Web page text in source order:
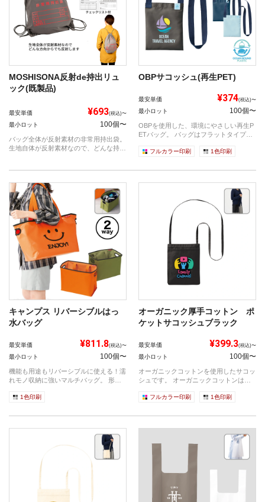
MOSHISONA反射de持出リュ
ック(既製品)
最安単価 ¥693(税込)〜
最小ロット 100個〜
バッグ全体が反射素材の非常用持出袋。
生地自体が反射素材なので、どんな持ち
OBPサコッシュ(再生PET)
最安単価 ¥374(税込)〜
最小ロット 100個〜
OBPを使用した、環境にやさしい再生P
ETバッグ。 バッグはフラットタイプで
フルカラー印刷 1色印刷
キャンプス リバーシブルはっ
水バッグ
最安単価 ¥811.8(税込)〜
最小ロット 100個〜
機能も用途もリバーシブルに使える！濡
れモノ収納に強いマルチバッグ。 形状
1色印刷
オーガニック厚手コットン ポ
ケットサコッシュブラック
最安単価 ¥399.3(税込)〜
最小ロット 100個〜
オーガニックコットンを使用したサコッ
シュです。 オーガニックコットンは農
フルカラー印刷 1色印刷